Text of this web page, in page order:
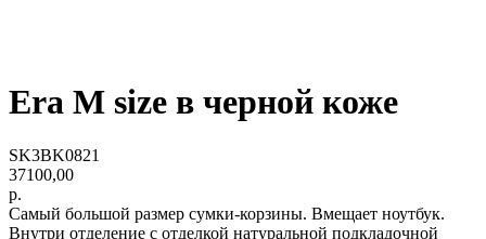
Era M size в черной коже
SK3BK0821
37100,00
р.
Самый большой размер сумки-корзины. Вмещает ноутбук.
Внутри отделение с отделкой натуральной подкладочной